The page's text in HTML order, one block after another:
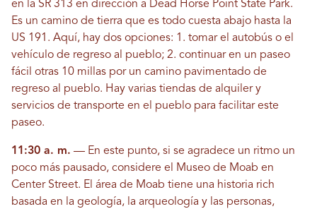
en la SR 313 en dirección a Dead Horse Point State Park.
Es un camino de tierra que es todo cuesta abajo hasta la
US 191. Aquí, hay dos opciones: 1. tomar el autobús o el
vehículo de regreso al pueblo; 2. continuar en un paseo
fácil otras 10 millas por un camino pavimentado de
regreso al pueblo. Hay varias tiendas de alquiler y
servicios de transporte en el pueblo para facilitar este
paseo.
11:30 a. m. — En este punto, si se agradece un ritmo un
poco más pausado, considere el Museo de Moab en
Center Street. El área de Moab tiene una historia rich
basada en la geología, la arqueología y las personas,